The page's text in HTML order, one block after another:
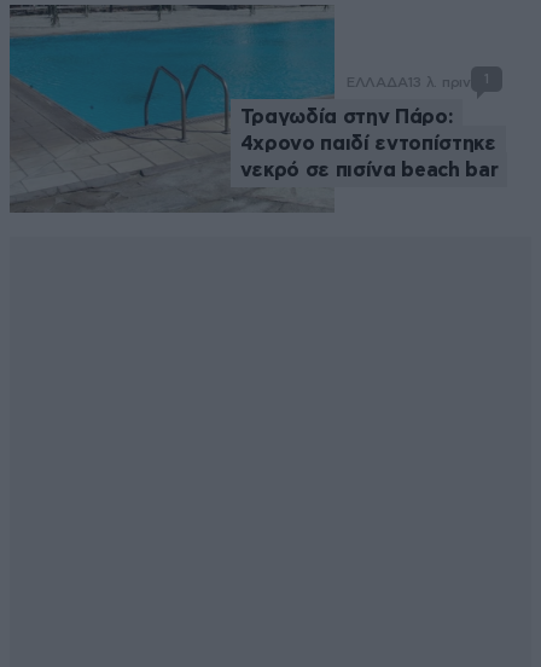
ΕΛΛΑΔΑ 13 λ. πριν
Τραγωδία στην Πάρο:
4χρονο παιδί εντοπίστηκε
νεκρό σε πισίνα beach bar